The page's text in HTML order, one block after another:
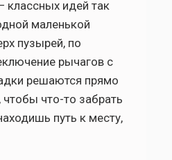
классных идей так
маленькой
пузырей, по
рычагов с
решаются прямо
что-то забрать
путь к месту,